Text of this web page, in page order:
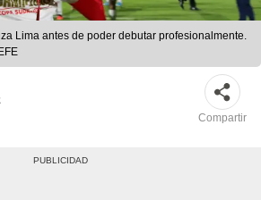
Lima antes de poder debutar profesionalmente.
Compartir